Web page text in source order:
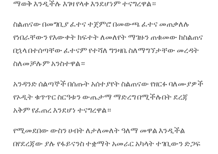
ማወቅ እንዲችሉ እገዛ የላቀ እንደሆነም ተናግረዋል።
ስልጠናው በመግቢያ ፈተና ተጀምሮ በመውጫ ፈተና መጠቃለሉ
የነበራቸውን የእውቀት ክፍተት ለመለየት ማገዙን ጠቁመው ከስልጠና
በኋላ በተሰጣቸው ፈተናም የተሻለ ግንዛቤ ስለማግኘታቸው መረዳት
ስለመቻሉም አንስተዋል።
አንዳንድ ሰልጣኞች በሰጡት አሰተያየት ስልጠናው የዘርፉ ባለሙያዎች
የኦዲት ቁጥጥር ስርዓቱን ውጤታማ ማድረግ በሚችሉበት ደረጃ
አቅም የፈጠረ እንደሆነ ተናግረዋል።
የሚመደበው ውስን ሀብት ለታለመለት ዓለማ መዋል እንዲችል
በየደረጃው ያሉ የፋይናንስ ተቋማት አመራር አካላት ተገቢውን ድጋፍ